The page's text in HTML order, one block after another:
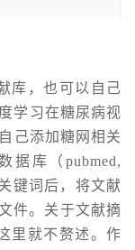
库，也可以自己
学习在糖尿病视
己添加糖网相关
据库（pubmed,
键词后，将文献
件。关于文献摘
里就不赘述。作